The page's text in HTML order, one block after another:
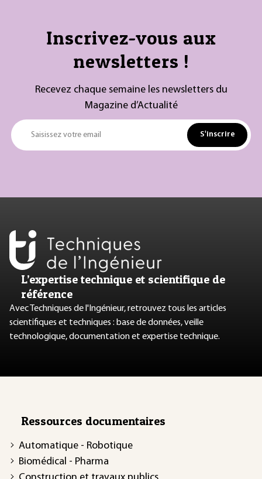
Inscrivez-vous aux
newsletters !
Recevez chaque semaine les newsletters du
Magazine d’Actualité
Saisissez votre email S'inscrire
L’expertise technique et scientifique de
référence
Avec Techniques de l'Ingénieur, retrouvez tous les articles
scientifiques et techniques : base de données, veille
technologique, documentation et expertise technique.
Ressources documentaires
Automatique - Robotique
Biomédical - Pharma